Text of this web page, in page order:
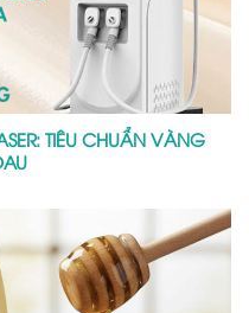
TIÊU CHUẨN VÀNG